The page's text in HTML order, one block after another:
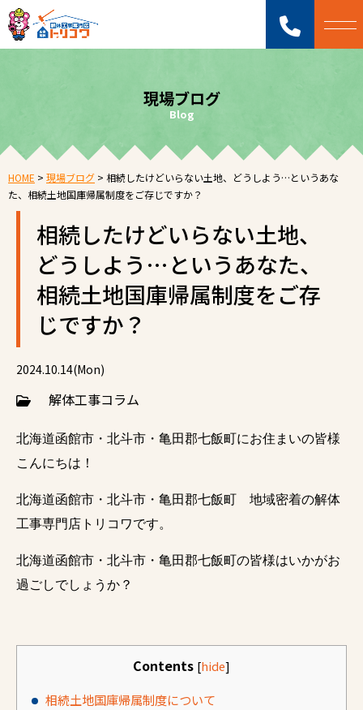
現場ブログ
Blog
HOME > 現場ブログ > 相続したけどいらない土地、どうしよう…というあな
た、相続土地国庫帰属制度をご存じですか？
相続したけどいらない土地、
どうしよう…というあなた、
相続土地国庫帰属制度をご存
じですか？
2024.10.14(Mon)
解体工事コラム
北海道函館市・北斗市・亀田郡七飯町にお住まいの皆様
こんにちは！
北海道函館市・北斗市・亀田郡七飯町 地域密着の解体
工事専門店トリコワです。
北海道函館市・北斗市・亀田郡七飯町の皆様はいかがお
過ごしでしょうか？
Contents [hide]
相続土地国庫帰属制度について